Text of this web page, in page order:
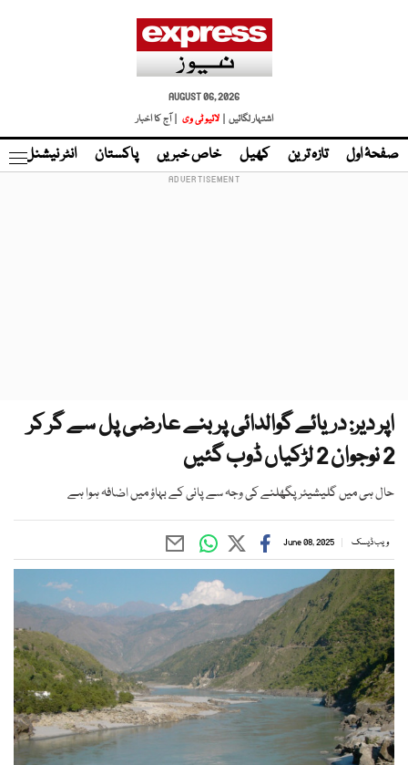
AUGUST 06, 2026
اشتہار لگائیں |
لائیو ٹی وی | آج کا اخبار
صفحۂ اول تازہ ترین کھیل خاص خبریں پاکستان انٹر نیشنل
اپر دیر: دریائے گوالدائی پر بنے عارضی پل سے گر کر
2 نوجوان 2 لڑکیاں ڈوب گئیں
حال ہی میں گلیشیئر پگھلنے کی وجہ سے پانی کے بہاؤ میں اضافہ ہوا ہے
ویب ڈیسک June 08, 2025